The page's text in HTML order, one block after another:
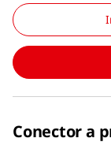
Conector a